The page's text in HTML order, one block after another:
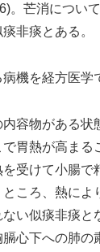
。芒消につい
非痰とある。
機を経方医学
容物がある状
胃熱が高まる
受けて小腸で
ころ、熱によ
い似痰非痰と
心下への肺の